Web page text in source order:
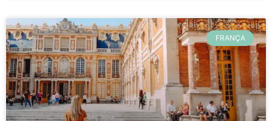
FRANÇA